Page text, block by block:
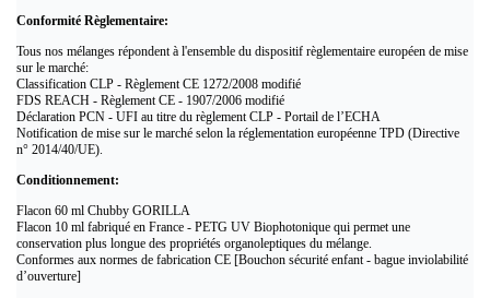
Conformité Règlementaire:
Tous nos mélanges répondent à l'ensemble du dispositif règlementaire européen de mise
sur le marché:
Classification CLP - Règlement CE 1272/2008 modifié
FDS REACH - Règlement CE - 1907/2006 modifié
Déclaration PCN - UFI au titre du règlement CLP - Portail de l’ECHA
Notification de mise sur le marché selon la réglementation européenne TPD (Directive
n° 2014/40/UE).
Conditionnement:
Flacon 60 ml Chubby GORILLA
Flacon 10 ml fabriqué en France - PETG UV Biophotonique qui permet une
conservation plus longue des propriétés organoleptiques du mélange.
Conformes aux normes de fabrication CE [Bouchon sécurité enfant - bague inviolabilité
d’ouverture]